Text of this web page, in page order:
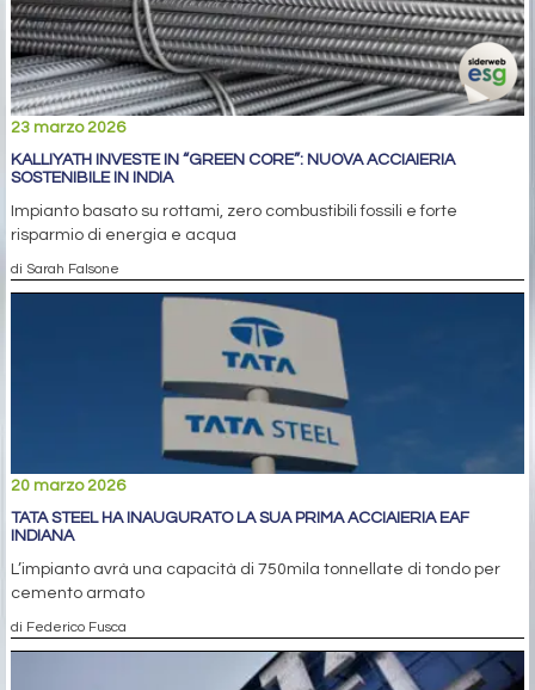
23 marzo 2026
KALLIYATH INVESTE IN “GREEN CORE”: NUOVA ACCIAIERIA
SOSTENIBILE IN INDIA
Impianto basato su rottami, zero combustibili fossili e forte
risparmio di energia e acqua
di Sarah Falsone
20 marzo 2026
TATA STEEL HA INAUGURATO LA SUA PRIMA ACCIAIERIA EAF
INDIANA
L’impianto avrà una capacità di 750mila tonnellate di tondo per
cemento armato
di Federico Fusca